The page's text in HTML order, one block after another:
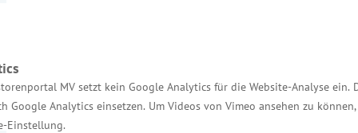
MV setzt kein Google Analytics für die Website-Analyse ein.
Google Analytics einsetzen. Um Videos von Vimeo ansehen zu
Einstellung.
Kontakt für Investoren
Einheitlicher Ansprechpartner